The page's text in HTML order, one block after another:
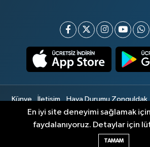
Künye İletişim Hava Durumu Zonguldak
Gizlilik Sözleşmesi
Hizmet
Haber Yazılımı:
En iyi site deneyimi sağlamak
faydalanıyoruz. Detaylar için
TAMAM